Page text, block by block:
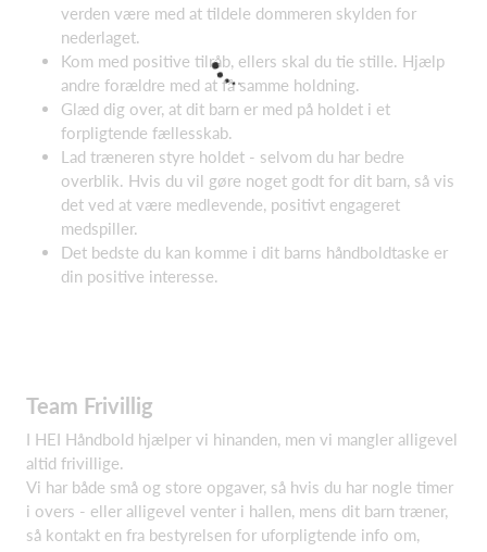
verden være med at tildele dommeren skylden for
nederlaget.
Kom med positive tilråb, ellers skal du tie stille. Hjælp
andre forældre med at få samme holdning.
Glæd dig over, at dit barn er med på holdet i et
forpligtende fællesskab.
Lad træneren styre holdet - selvom du har bedre
overblik. Hvis du vil gøre noget godt for dit barn, så vis
det ved at være medlevende, positivt engageret
medspiller.
Det bedste du kan komme i dit barns håndboldtaske er
din positive interesse.
Team Frivillig
I HEI Håndbold hjælper vi hinanden, men vi mangler alligevel
altid frivillige.
Vi har både små og store opgaver, så hvis du har nogle timer
i overs - eller alligevel venter i hallen, mens dit barn træner,
så kontakt en fra bestyrelsen for uforpligtende info om,